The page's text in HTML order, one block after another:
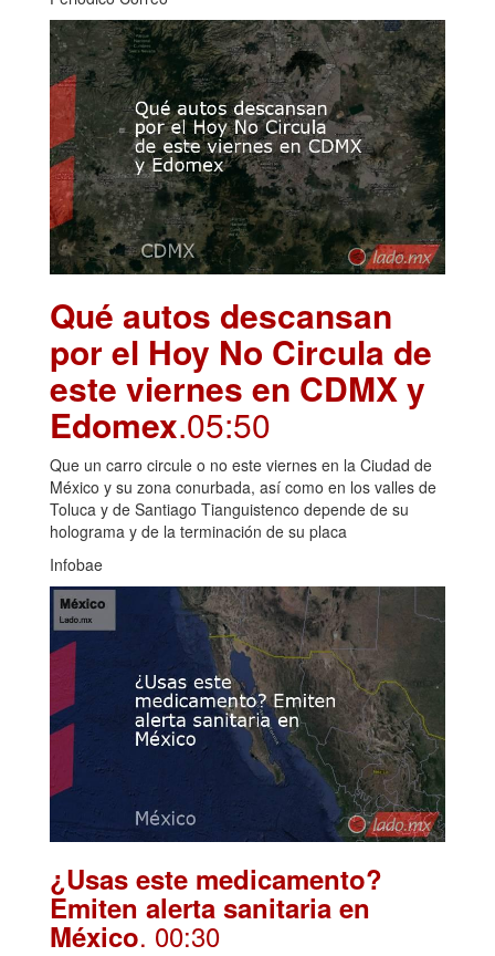
Qué autos descansan
por el Hoy No Circula de
este viernes en CDMX y
Edomex.05:50
Que un carro circule o no este viernes en la Ciudad de
México y su zona conurbada, así como en los valles de
Toluca y de Santiago Tianguistenco depende de su
holograma y de la terminación de su placa
Infobae
¿Usas este medicamento?
Emiten alerta sanitaria en
México. 00:30